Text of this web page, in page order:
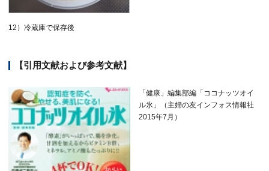
12）冷蔵庫で保存後
【引用文献および参考文献】
「健康」編集部編「ココナッツオイ
ル氷」（主婦の友インフォス情報社
2015年7月）